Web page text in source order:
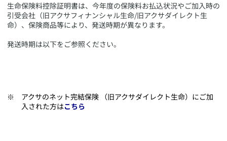
電子データの利用には以下への登録が必要です。
・アクサ生命のお客さま専用マイページ「MyAXA」
・アクサのネット完結保険（旧アクサダイレクト生命）の「マイ
​生命保険料控除証明書は、今年度の保険料お払込状況やご加入時の
引受会社（旧アクサフィナンシャル生命/旧アクサダイレクト生
命）、保険商品等により、発送時期が異なります。
発送時期は以下をご参照ください。
​アクサのネット完結保険 （旧アクサダイレクト生命）にご加
入された方はこちら